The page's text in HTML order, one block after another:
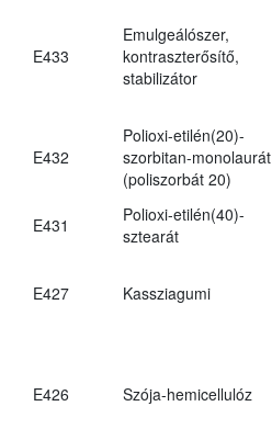
E433
Emulgeálószer,
kontraszterősítő,
stabilizátor
E432
Polioxi-etilén(20)-
szorbitan-monolaurát
(poliszorbát 20)
E431
Polioxi-etilén(40)-
sztearát
E427 Kassziagumi
E426 Szója-hemicellulóz